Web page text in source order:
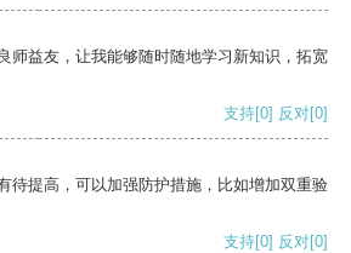
师益友，让我能够随时随地学习新知识，拓宽
支持[0] 反对[0]
待提高，可以加强防护措施，比如增加双重验
支持[0] 反对[0]